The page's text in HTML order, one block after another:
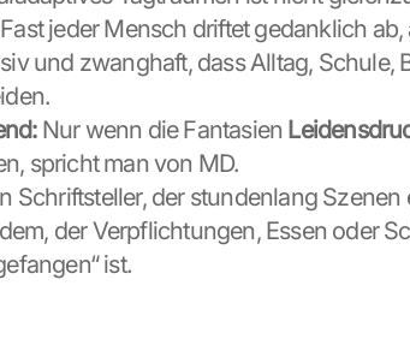
jeder Mensch driftet gedanklich
und zwanghaft, dass Alltag, Schule,
Nur wenn die Fantasien
spricht man von MD.
Schriftsteller, der stundenlang
der Verpflichtungen, Essen oder
ist.